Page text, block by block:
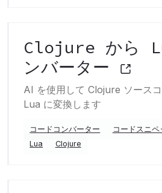
Clojure から
ンバーター
AI を使用して Clojure ソース
Lua に変換します
コードコンバーター コードスニペ
Lua
Clojure